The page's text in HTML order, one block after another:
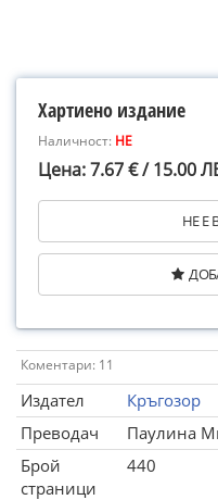
Хартиено издание
Наличност: НЕ
Цена: 7.67 € / 15.00
НЕ Е
Коментари: 11
Издател
Кръгозор
Преводач
Паулина
Брой
страници
440